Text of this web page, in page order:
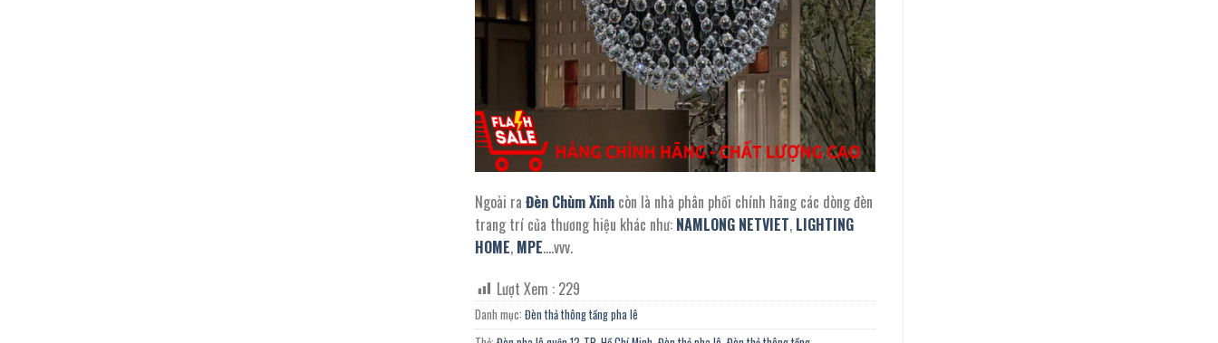
Ngoài ra Đèn Chùm Xinh còn là nhà phân phối chính hãng các dòng đèn
trang trí của thương hiệu khác như: NAMLONG NETVIET, LIGHTING
HOME, MPE….vvv.
Lượt Xem : 229
Danh mục: Đèn thả thông tầng pha lê